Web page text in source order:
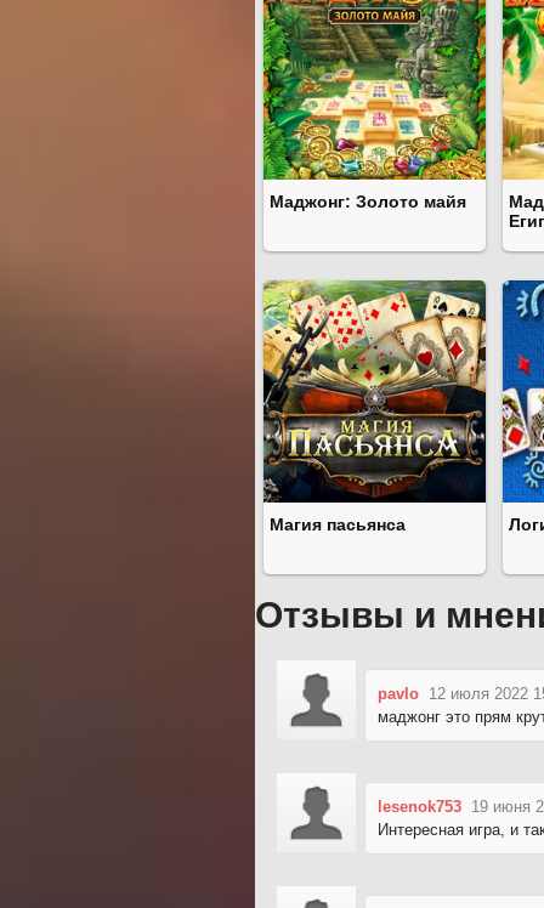
Маджонг: Золото майя
Магия пасьянса
Отзывы и
pavlo 12 июля 2022
маджонг это прям
lesenok753 19 июня
Интересная игра, и